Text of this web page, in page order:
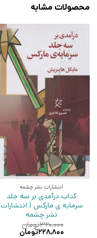
محصولات مشابه
انتشارات نشر چشمه
کتاب درآمدی بر سه جلد
سرمایه ی مارکس | انتشارات
نشر چشمه
۳۲۰,۰۰۰تومان
قیمت
۲۲۸,۸۰۰تومان